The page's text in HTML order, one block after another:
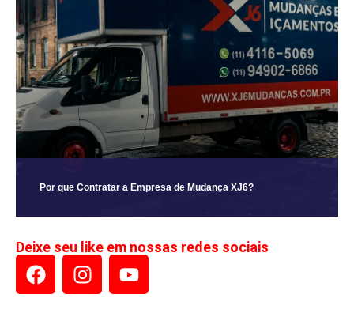
Por que Contratar a Empresa de Mudança XJ6?
Deixe seu like em nossas redes sociais